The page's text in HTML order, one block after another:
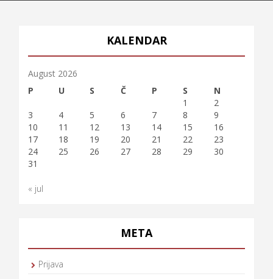
KALENDAR
August 2026
P
U S Č P S
N
1
2
3
4 5 6 7 8
9
10
11 12 13 14 15
16
17
18 19 20 21 22
23
24
25 26 27 28 29
30
31
« jul
META
Prijava